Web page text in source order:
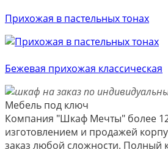
Прихожая в пастельных тонах
Бежевая прихожая классическая
Мебель под ключ
Компания "Шкаф Мечты" более 12
изготовлением и продажей
заказ любой сложности. Полный